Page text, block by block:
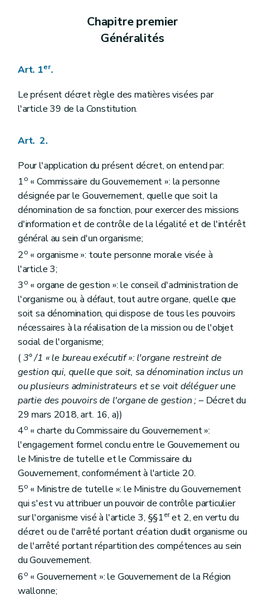
Art.
ChapitreIIIbis
Rémunération du commissaire du Gouvernement
Art. 19bis
Chapitre
Chapitre V Disposition transitoire et finale
Art. 21
Chapitre premier
Généralités
Art. 1er.
Le présent décret règle des matières visées par
l'article 39 de la Constitution.
Art. 2.
Pour l'application du présent décret, on entend par:
1o « Commissaire du Gouvernement »: la personne
désignée par le Gouvernement, quelle que soit la
dénomination de sa fonction, pour exercer des missions
d'information et de contrôle de la légalité et de l'intérêt
général au sein d'un organisme;
2o « organisme »: toute personne morale visée à
l'article 3;
3o « organe de gestion »: le conseil d'administration de
l'organisme ou, à défaut, tout autre organe, quelle que
soit sa dénomination, qui dispose de tous les pouvoirs
nécessaires à la réalisation de la mission ou de l'objet
social de l'organisme;
(3° /1 « le bureau exécutif »: l'organe restreint de
gestion qui, quelle que soit, sa dénomination inclus un
ou plusieurs administrateurs et se voit déléguer une
partie des pouvoirs de l'organe de gestion ;– Décret du
29 mars 2018, art. 16, a))
4o « charte du Commissaire du Gouvernement »:
l'engagement formel conclu entre le Gouvernement ou
le Ministre de tutelle et le Commissaire du
Gouvernement, conformément à l'article 20.
5o « Ministre de tutelle »: le Ministre du Gouvernement
qui s'est vu attribuer un pouvoir de contrôle particulier
sur l'organisme visé à l'article 3, §§1eret 2, en vertu du
décret ou de l'arrêté portant création dudit organisme ou
de l'arrêté portant répartition des compétences au sein
du Gouvernement.
6o « Gouvernement »: le Gouvernement de la Région
wallonne;